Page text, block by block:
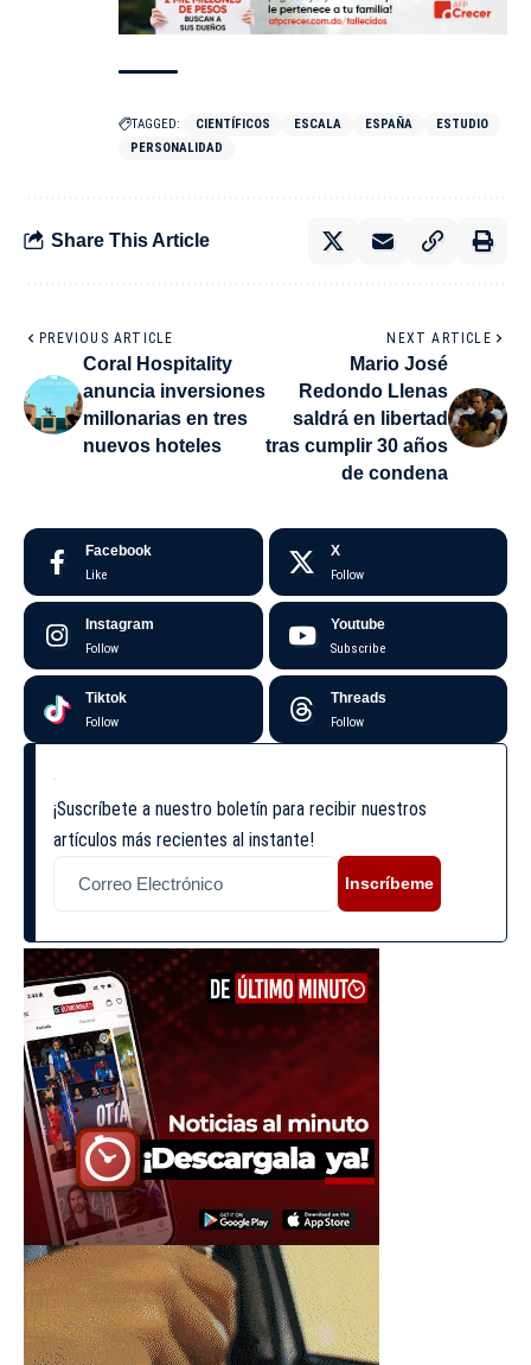
TAGGED: CIENTÍFICOS ESCALA ESPAÑA
ESTUDIO
PERSONALIDAD
Share This Article
PREVIOUS ARTICLE
Coral Hospitality
anuncia inversiones
millonarias en tres
nuevos hoteles
NEXT ARTICLE
Mario José
Redondo Llenas
saldrá en libertad
tras cumplir 30 años
de condena
Facebook
Like
X
Follow
Instagram
Follow
Youtube
Subscribe
Tiktok
Follow
Threads
Follow
¡Suscríbete a nuestro boletín para recibir nuestros
artículos más recientes al instante!
Inscríbeme